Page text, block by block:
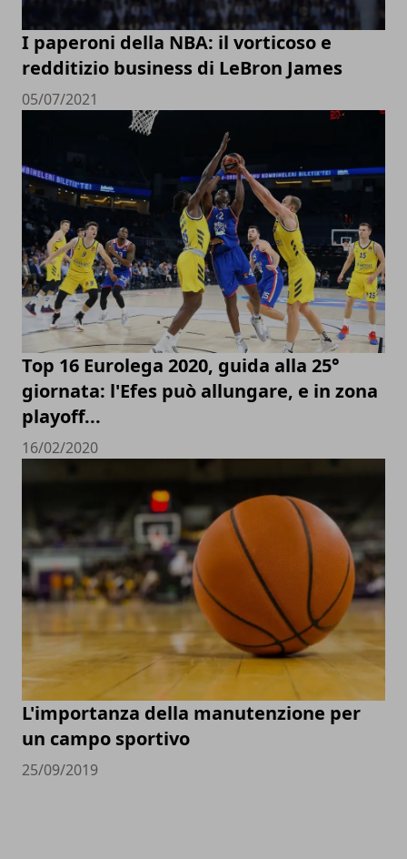
I paperoni della NBA: il vorticoso e
redditizio business di LeBron James
05/07/2021
Top 16 Eurolega 2020, guida alla 25°
giornata: l'Efes può allungare, e in zona
playoff...
16/02/2020
L'importanza della manutenzione per
un campo sportivo
25/09/2019